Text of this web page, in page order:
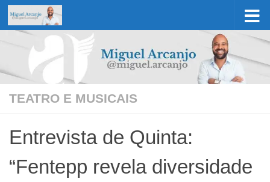
Skip to content
TEATRO E MUSICAIS
Entrevista de Quinta:
“Fentepp revela diversidade